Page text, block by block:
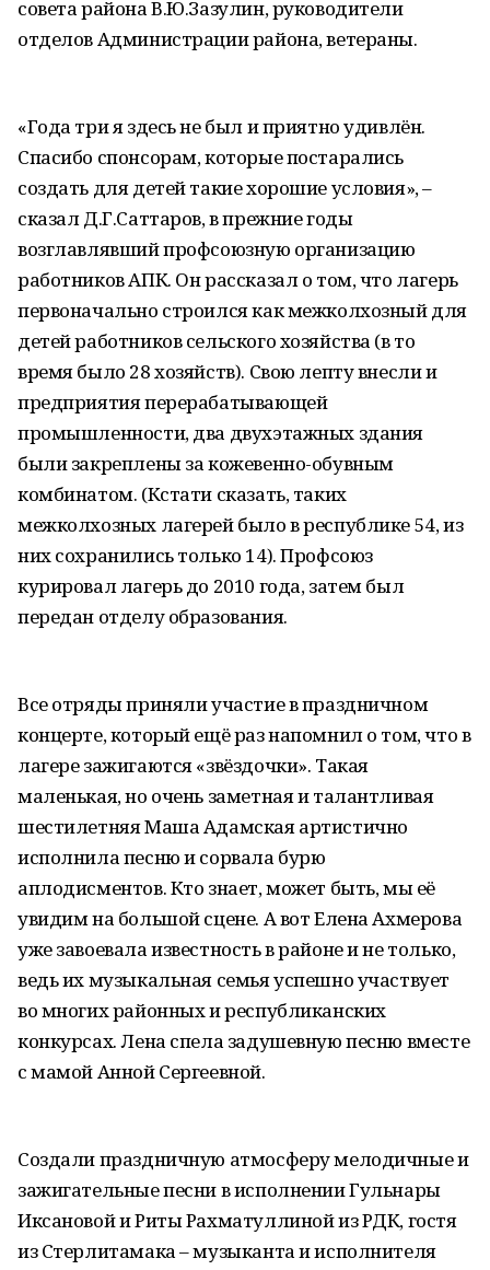
совета района В.Ю.Зазулин, руководители
отделов Администрации района, ветераны.
«Года три я здесь не был и приятно удивлён.
Спасибо спонсорам, которые постарались
создать для детей такие хорошие условия», –
сказал Д.Г.Саттаров, в прежние годы
возглавлявший профсоюзную организацию
работников АПК. Он рассказал о том, что лагерь
первоначально строился как межколхозный для
детей работников сельского хозяйства (в то
время было 28 хозяйств). Свою лепту внесли и
предприятия перерабатывающей
промышленности, два двухэтажных здания
были закреплены за кожевенно-обувным
комбинатом. (Кстати сказать, таких
межколхозных лагерей было в республике 54, из
них сохранились только 14). Профсоюз
курировал лагерь до 2010 года, затем был
передан отделу образования.
Все отряды приняли участие в праздничном
концерте, который ещё раз напомнил о том, что в
лагере зажигаются «звёздочки». Такая
маленькая, но очень заметная и талантливая
шестилетняя Маша Адамская артистично
исполнила песню и сорвала бурю
аплодисментов. Кто знает, может быть, мы её
увидим на большой сцене. А вот Елена Ахмерова
уже завоевала известность в районе и не только,
ведь их музыкальная семья успешно участвует
во многих районных и республиканских
конкурсах. Лена спела задушевную песню вместе
с мамой Анной Сергеевной.
Создали праздничную атмосферу мелодичные и
зажигательные песни в исполнении Гульнары
Иксановой и Риты Рахматуллиной из РДК, гостя
из Стерлитамака – музыканта и исполнителя